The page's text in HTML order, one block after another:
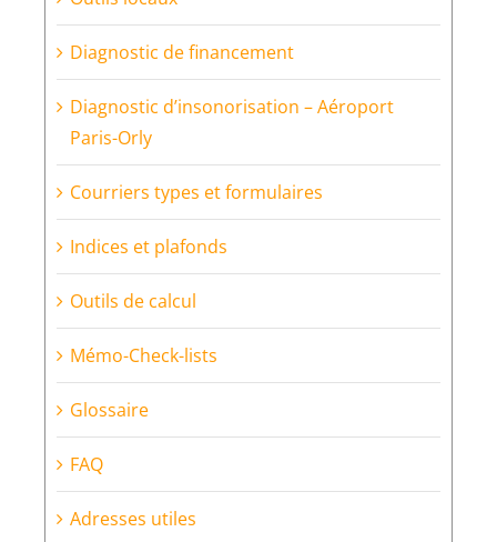
Diagnostic de financement
Diagnostic d’insonorisation – Aéroport
Paris-Orly
Courriers types et formulaires
Indices et plafonds
Outils de calcul
Mémo-Check-lists
Glossaire
FAQ
Adresses utiles